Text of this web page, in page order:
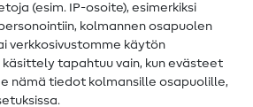
(esim. IP-osoite), esimerkiksi
kolmannen osapuolen
verkkosivustomme käytön
tapahtuu vain, kun evästeet
nämä tiedot kolmansille osapuolille,